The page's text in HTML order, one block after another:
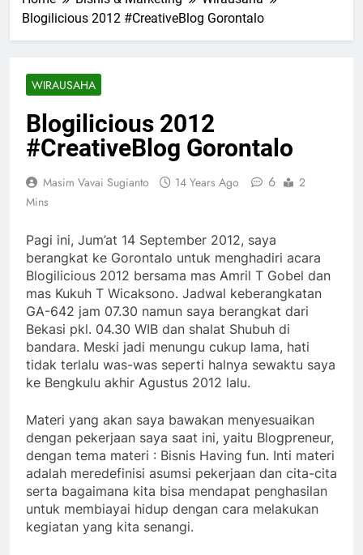
Blogilicious 2012 #CreativeBlog Gorontalo
WIRAUSAHA
Blogilicious 2012
#CreativeBlog Gorontalo
Masim Vavai Sugianto 14 Years Ago 6
2
Mins
Pagi ini, Jum’at 14 September 2012, saya
berangkat ke Gorontalo untuk menghadiri acara
Blogilicious 2012 bersama mas Amril T Gobel dan
mas Kukuh T Wicaksono. Jadwal keberangkatan
GA-642 jam 07.30 namun saya berangkat dari
Bekasi pkl. 04.30 WIB dan shalat Shubuh di
bandara. Meski jadi menungu cukup lama, hati
tidak terlalu was-was seperti halnya sewaktu saya
ke Bengkulu akhir Agustus 2012 lalu.
Materi yang akan saya bawakan menyesuaikan
dengan pekerjaan saya saat ini, yaitu Blogpreneur,
dengan tema materi : Bisnis Having fun. Inti materi
adalah meredefinisi asumsi pekerjaan dan cita-cita
serta bagaimana kita bisa mendapat penghasilan
untuk membiayai hidup dengan cara melakukan
kegiatan yang kita senangi.